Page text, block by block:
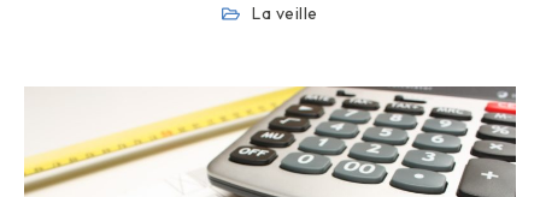
La veille